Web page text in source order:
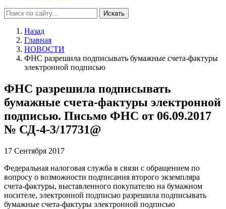
Искать
Назад
Главная
НОВОСТИ
ФНС разрешила подписывать бумажные счета-фактуры
электронной подписью
ФНС разрешила подписывать
бумажные счета-фактуры электронной
подписью. Письмо ФНС от 06.09.2017
№ СД-4-3/17731@
17 Сентября 2017
Федеральная налоговая служба в связи с обращением по
вопросу о возможности подписания второго экземпляра
счета-фактуры, выставленного покупателю на бумажном
носителе, электронной подписью разрешила подписывать
бумажные счета-фактуры электронной подписью